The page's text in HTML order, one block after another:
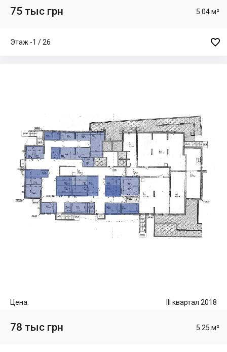
75 тыс грн 5.04 м²
Этаж -1 / 26 
Цена: III квартал 2018
78 тыс грн 5.25 м²